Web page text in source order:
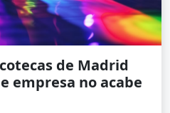
de Madrid
empresa no acabe